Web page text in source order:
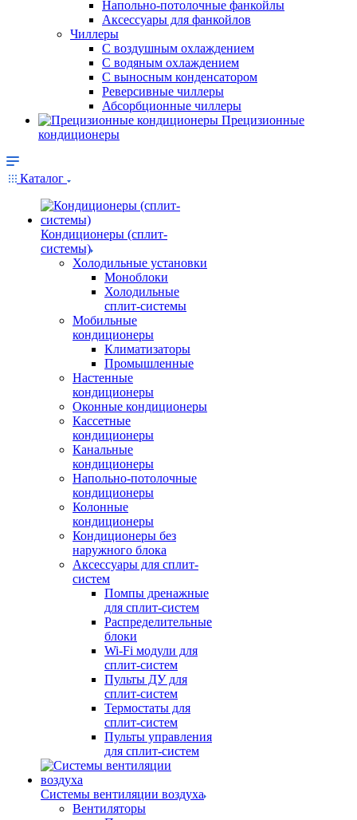
Напольно-потолочные фанкойлы
Аксессуары для фанкойлов
Чиллеры
С воздушным охлаждением
С водяным охлаждением
С выносным конденсатором
Реверсивные чиллеры
Абсорбционные чиллеры
Прецизионные
кондиционеры
Каталог
Кондиционеры (сплит-
системы)
Холодильные установки
Моноблоки
Холодильные
сплит-системы
Мобильные
кондиционеры
Климатизаторы
Промышленные
Настенные
кондиционеры
Оконные кондиционеры
Кассетные
кондиционеры
Канальные
кондиционеры
Напольно-потолочные
кондиционеры
Колонные
кондиционеры
Кондиционеры без
наружного блока
Аксессуары для сплит-
систем
Помпы дренажные
для сплит-систем
Распределительные
блоки
Wi-Fi модули для
сплит-систем
Пульты ДУ для
сплит-систем
Термостаты для
сплит-систем
Пульты управления
для сплит-систем
Системы вентиляции воздуха
Вентиляторы